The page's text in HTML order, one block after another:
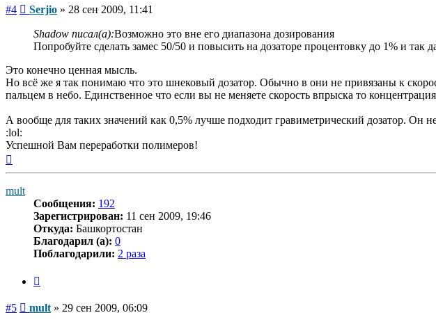
#4 Сообщение
Serjio » 28 сен 2009, 11:41
Shadow писал(а):Возможно это вне его диапазона дозирования
Попробуйте сделать замес 50/50 и повысить на дозаторе процентовку до 1% и так
Это конечно ценная мысль.
Но всё же я так понимаю что это шнековый дозатор. Обычно в они не привязаны к
пальцем в небо. Единственное что если вы не меняете скорость впрыска то
А вообще для таких значений как 0,5% лучше подходит гравиметрический дозатор. Он
:lol:
Успешной Вам переработки полимеров!
mult
Сообщения: 192
Зарегистрирован: 11 сен 2009, 19:46
Откуда: Башкортостан
Благодарил (а): 0
Поблагодарили: 2 раза
#5 Сообщение
mult » 29 сен 2009, 06:09